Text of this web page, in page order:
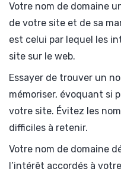
Votre nom de domaine
de votre site et de sa
est celui par lequel les
site sur le web.
Essayer de trouver un
mémoriser, évoquant si
votre site. Évitez les
difficiles à retenir.
Votre nom de domaine
l’intérêt accordés à